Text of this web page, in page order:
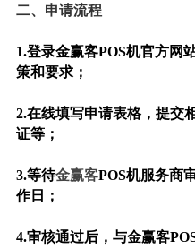
二、申请流程
1.登录金赢客POS机官方网
策和要求；
2.在线填写申请表格，提交
证等；
3.等待金赢客POS机服务商
作日；
4.审核通过后，与金赢客